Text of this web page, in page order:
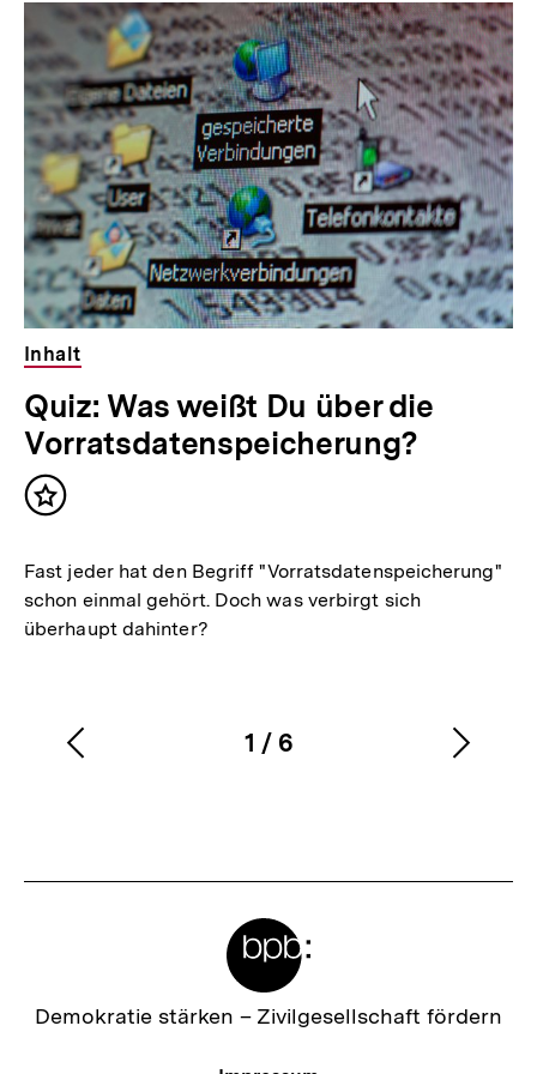
:
h
a
l
t
:
Inhaltskarousell
für
weitere
Inhalte
Inhaltskarussell
überspringen
Inhalt
Quiz: Was weißt Du über die
Vorratsdatenspeicherung?
Inhalt
Fast jeder hat den Begriff "Vorratsdatenspeicherung"
schon einmal gehört. Doch was verbirgt sich
überhaupt dahinter?
Karussellinhalt
1
von
/ 6
Vorherigen
Zur
Demokratie stärken – Zivilgesellschaft fördern